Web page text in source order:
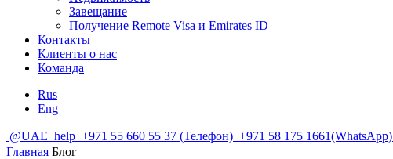
Завещание
Получение Remote Visa и Emirates ID
Контакты
Клиенты о нас
Команда
Rus
Eng
@UAE_help +971 55 660 55 37 (Телефон) +971 58 175 1661(WhatsApp)
Главная Блог